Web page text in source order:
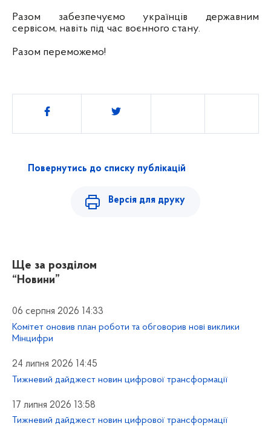
Разом забезпечуємо українців державним
сервісом, навіть під час воєнного стану.
Разом переможемо!
Поділитись
Повернутись до списку публікацій
Версія для друку
Ще за розділом
“Новини”
06 серпня 2026 14:33
Комітет оновив план роботи та обговорив нові виклики
Мінцифри
24 липня 2026 14:45
Тижневий дайджест новин цифрової трансформації
17 липня 2026 13:58
Тижневий дайджест новин цифрової трансформації